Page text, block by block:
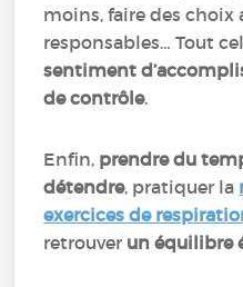
moins, faire des choix
responsables… Tout
sentiment
de contrôle.
Enfin, prendre du
détendre, pratiquer la
exercices de
retrouver un équilibre